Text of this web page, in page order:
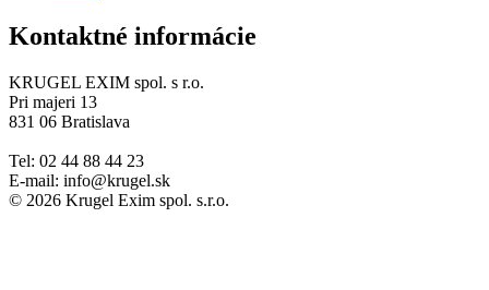
Kontaktné informácie
KRUGEL EXIM spol. s r.o.
Pri majeri 13
831 06 Bratislava
Tel: 02 44 88 44 23
E-mail: info@krugel.sk
© 2026 Krugel Exim spol. s.r.o.